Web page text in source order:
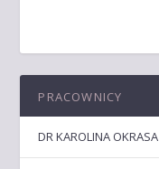
PRACOWNICY
DR KAROLINA OKRASA